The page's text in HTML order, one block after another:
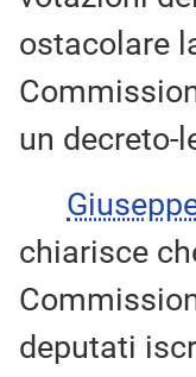
ostacolare
un decreto-
chiarisce
deputati